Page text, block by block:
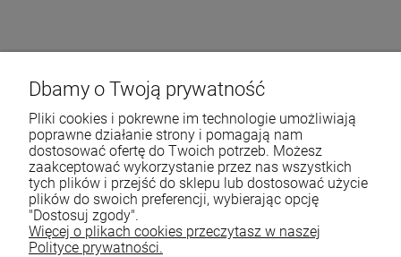
Dbamy o Twoją prywatność
Pliki cookies i pokrewne im technologie umożliwiają
poprawne działanie strony i pomagają nam
dostosować ofertę do Twoich potrzeb. Możesz
zaakceptować wykorzystanie przez nas wszystkich
tych plików i przejść do sklepu lub dostosować użycie
plików do swoich preferencji, wybierając opcję
"Dostosuj zgody".
Więcej o plikach cookies przeczytasz w naszej
Polityce prywatności.